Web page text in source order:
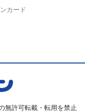
カード
無許可転載・転用を禁止